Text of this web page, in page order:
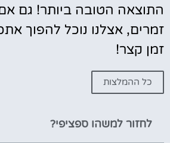
התוצאה הטובה ביותר! גם
זמרים, אצלנו נוכל להפוך
זמן קצר!
כל ההמלצות
לחזור למשהו ספציפי?